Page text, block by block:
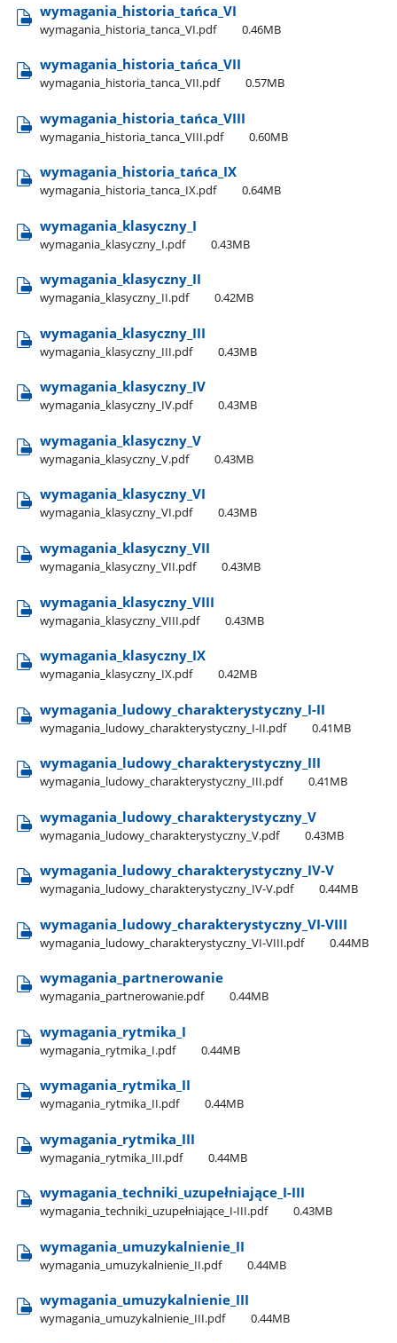
wymagania​_historia​_tańca​_VI
wymagania​_historia​_tanca​_VI.pdf 0.46MB
wymagania​_historia​_tańca​_VII
wymagania​_historia​_tanca​_VII.pdf 0.57MB
wymagania​_historia​_tańca​_VIII
wymagania​_historia​_tanca​_VIII.pdf 0.60MB
wymagania​_historia​_tańca​_IX
wymagania​_historia​_tanca​_IX.pdf 0.64MB
wymagania​_klasyczny​_I
wymagania​_klasyczny​_I.pdf 0.43MB
wymagania​_klasyczny​_II
wymagania​_klasyczny​_II.pdf 0.42MB
wymagania​_klasyczny​_III
wymagania​_klasyczny​_III.pdf 0.43MB
wymagania​_klasyczny​_IV
wymagania​_klasyczny​_IV.pdf 0.43MB
wymagania​_klasyczny​_V
wymagania​_klasyczny​_V.pdf 0.43MB
wymagania​_klasyczny​_VI
wymagania​_klasyczny​_VI.pdf 0.43MB
wymagania​_klasyczny​_VII
wymagania​_klasyczny​_VII.pdf 0.43MB
wymagania​_klasyczny​_VIII
wymagania​_klasyczny​_VIII.pdf 0.43MB
wymagania​_klasyczny​_IX
wymagania​_klasyczny​_IX.pdf 0.42MB
wymagania​_ludowy​_charakterystyczny​_I-II
wymagania​_ludowy​_charakterystyczny​_I-II.pdf 0.41MB
wymagania​_ludowy​_charakterystyczny​_III
wymagania​_ludowy​_charakterystyczny​_III.pdf 0.41MB
wymagania​_ludowy​_charakterystyczny​_V
wymagania​_ludowy​_charakterystyczny​_V.pdf 0.43MB
wymagania​_ludowy​_charakterystyczny​_IV-V
wymagania​_ludowy​_charakterystyczny​_IV-V.pdf 0.44MB
wymagania​_ludowy​_charakterystyczny​_VI-VIII
wymagania​_ludowy​_charakterystyczny​_VI-VIII.pdf 0.44MB
wymagania​_partnerowanie
wymagania​_partnerowanie.pdf 0.44MB
wymagania​_rytmika​_I
wymagania​_rytmika​_I.pdf 0.44MB
wymagania​_rytmika​_II
wymagania​_rytmika​_II.pdf 0.44MB
wymagania​_rytmika​_III
wymagania​_rytmika​_III.pdf 0.44MB
wymagania​_techniki​_uzupełniające​_I-III
wymagania​_techniki​_uzupełniające​_I-III.pdf 0.43MB
wymagania​_umuzykalnienie​_II
wymagania​_umuzykalnienie​_II.pdf 0.44MB
wymagania​_umuzykalnienie​_III
wymagania​_umuzykalnienie​_III.pdf 0.44MB